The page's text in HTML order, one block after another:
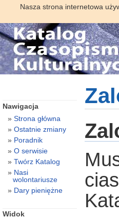
Nasza strona internetowa
Nawigacja
Strona główna
Ostatnie zmiany
Poradnik
O serwisie
Twórz Katalog
Nasi
wolontariusze
Dary pieniężne
Widok